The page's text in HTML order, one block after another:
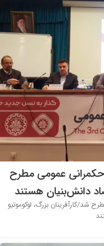
عمومی مطرح
دانش‌بنیان هستند
کارآفرینان بزرگ، لوکوموتیو